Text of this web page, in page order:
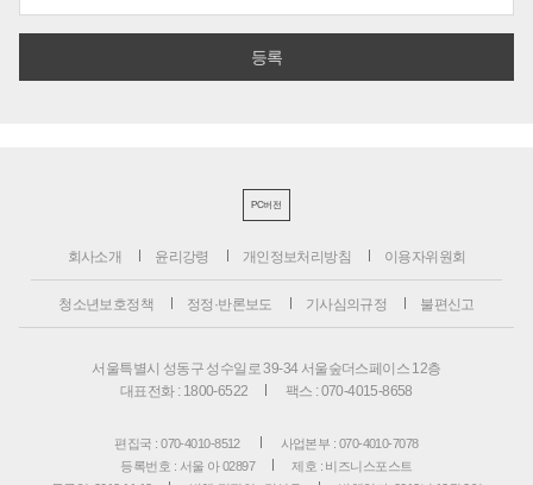
PC버전
회사소개 윤리강령 개인정보처리방침 이용자위원회
청소년보호정책 정정·반론보도 기사심의규정 불편신고
서울특별시 성동구 성수일로 39-34 서울숲더스페이스 12층
대표전화 : 1800-6522
팩스 : 070-4015-8658
편집국 : 070-4010-8512
사업본부 : 070-4010-7078
등록번호 : 서울 아 02897
제호 : 비즈니스포스트